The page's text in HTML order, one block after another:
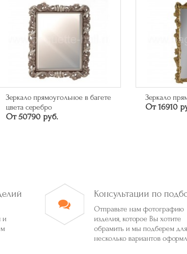
Зеркало прямоугольное в багете
цвета серебро
От 50790 руб.
Зеркало
От 16910
и
Консультации по
Отправьте нам фотографию
изделия, которое Вы хотите
обрамить и мы подберем
несколько вариантов